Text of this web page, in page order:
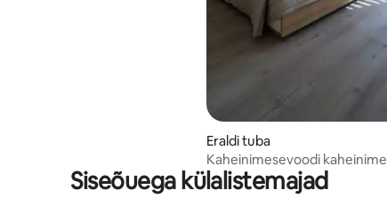
Eraldi tuba
Kaheinimesevoodi
Siseõuega külalistemajad